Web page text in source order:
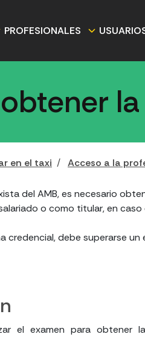
PROFESIONALES
en el taxi Acceso a la
del AMB, es necesario
o como titular, en caso
credencial, debe superarse
el examen para obtener